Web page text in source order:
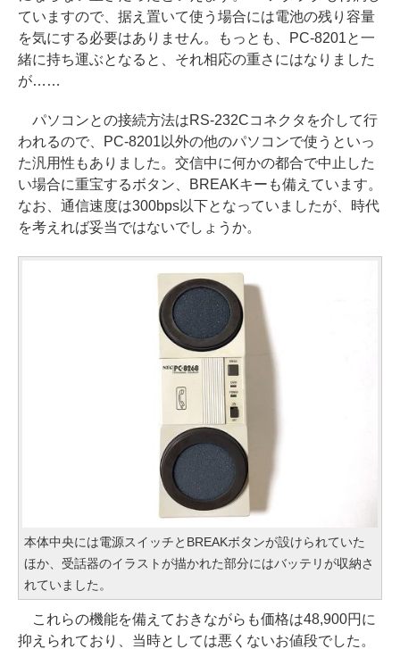
ていますので、据え置いて使う場合には電池の残り容量
を気にする必要はありません。もっとも、PC-8201と一
緒に持ち運ぶとなると、それ相応の重さにはなりました
が……
パソコンとの接続方法はRS-232Cコネクタを介して行
われるので、PC-8201以外の他のパソコンで使うといっ
た汎用性もありました。交信中に何かの都合で中止した
い場合に重宝するボタン、BREAKキーも備えています。
なお、通信速度は300bps以下となっていましたが、時代
を考えれば妥当ではないでしょうか。
本体中央には電源スイッチとBREAKボタンが設けられていた
ほか、受話器のイラストが描かれた部分にはバッテリが収納さ
れていました。
これらの機能を備えておきながらも価格は48,900円に
抑えられており、当時としては悪くないお値段でした。